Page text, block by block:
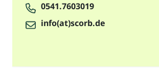
0541.7603019
info(at)scorb.de